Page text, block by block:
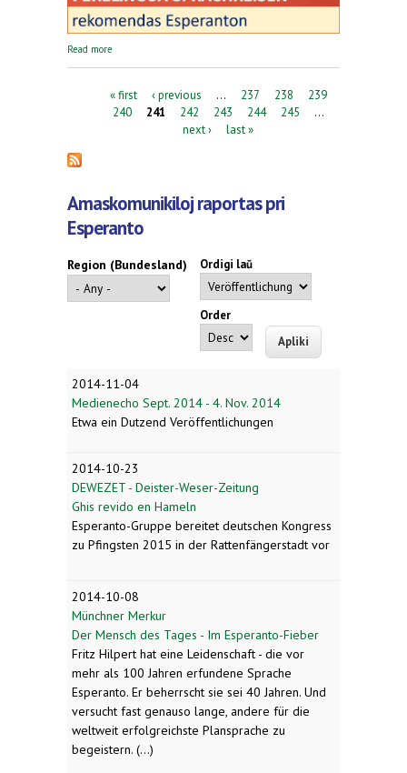
Read more
Pages« first ‹ previous … 237 238
239
240
241 242 243 244 245
…
next ›
last »
Amaskomunikiloj raportas pri
Esperanto
Region (Bundesland) Ordigi laŭ
Order
2014-11-04
Medienecho Sept. 2014 - 4. Nov. 2014
Etwa ein Dutzend Veröffentlichungen
2014-10-23
DEWEZET - Deister-Weser-Zeitung
Ghis revido en Hameln
Esperanto-Gruppe bereitet deutschen Kongress
zu Pfingsten 2015 in der Rattenfängerstadt vor
2014-10-08
Münchner Merkur
Der Mensch des Tages - Im Esperanto-Fieber
Fritz Hilpert hat eine Leidenschaft - die vor
mehr als 100 Jahren erfundene Sprache
Esperanto. Er beherrscht sie sei 40 Jahren. Und
versucht fast genauso lange, andere für die
weltweit erfolgreichste Plansprache zu
begeistern. (...)